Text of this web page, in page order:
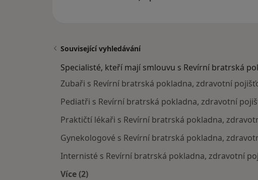
Související vyhledávání
Specialisté, kteří mají smlouvu s Revírní bratrská
Zubaři s Revírní bratrská pokladna, zdravotní
Pediatři s Revírní bratrská pokladna, zdravotní
Praktičtí lékaři s Revírní bratrská pokladna,
Gynekologové s Revírní bratrská pokladna,
Internisté s Revírní bratrská pokladna, zdravotní
Více (2)